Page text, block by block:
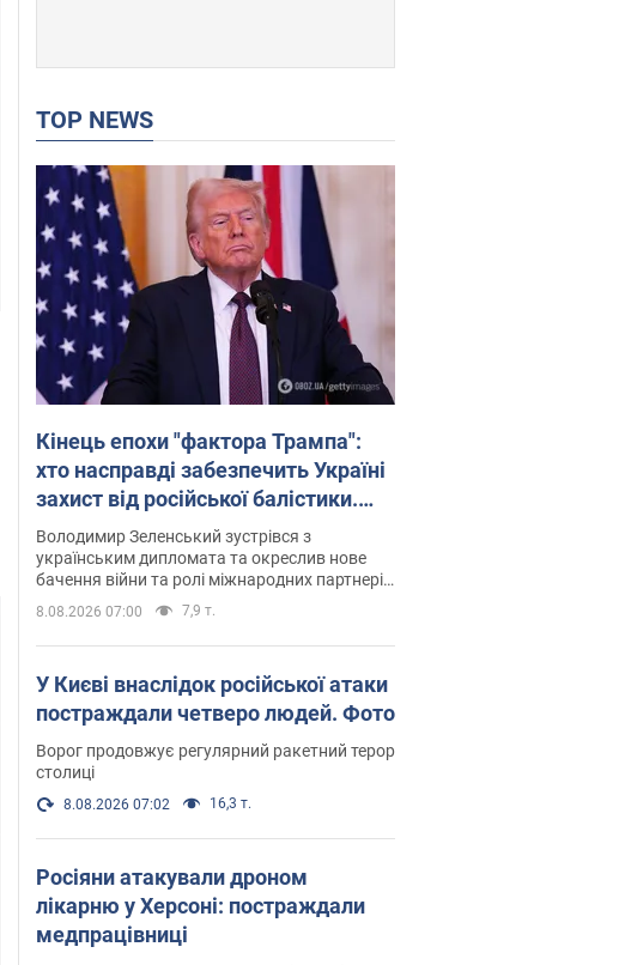
TOP NEWS
Кінець епохи "фактора Трампа":
хто насправді забезпечить Україні
захист від російської балістики.
Інтерв’ю з Безсмертним
Володимир Зеленський зустрівся з
українським дипломата та окреслив нове
бачення війни та ролі міжнародних партнерів
у боротьбі з Росією
8.08.2026 07:00 7,9 т.
У Києві внаслідок російської атаки
постраждали четверо людей. Фото
Ворог продовжує регулярний ракетний терор
столиці
8.08.2026 07:02 16,3 т.
Росіяни атакували дроном
лікарню у Херсоні: постраждали
медпрацівниці